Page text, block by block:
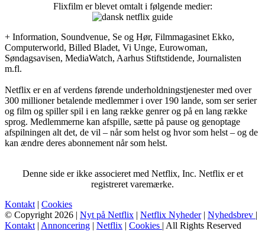
Flixfilm er blevet omtalt i følgende medier:
+ Information, Soundvenue, Se og Hør, Filmmagasinet Ekko,
Computerworld, Billed Bladet, Vi Unge, Eurowoman,
Søndagsavisen, MediaWatch, Aarhus Stiftstidende, Journalisten
m.fl.
Netflix er en af verdens førende underholdningstjenester med over
300 millioner betalende medlemmer i over 190 lande, som ser serier
og film og spiller spil i en lang række genrer og på en lang række
sprog. Medlemmerne kan afspille, sætte på pause og genoptage
afspilningen alt det, de vil – når som helst og hvor som helst – og de
kan ændre deres abonnement når som helst.
Denne side er ikke associeret med Netflix, Inc. Netflix er et
registreret varemærke.
Kontakt | Cookies
© Copyright 2026 | Nyt på Netflix | Netflix Nyheder| Nyhedsbrev |
Kontakt | Annoncering | Netflix | Cookies | All Rights Reserved